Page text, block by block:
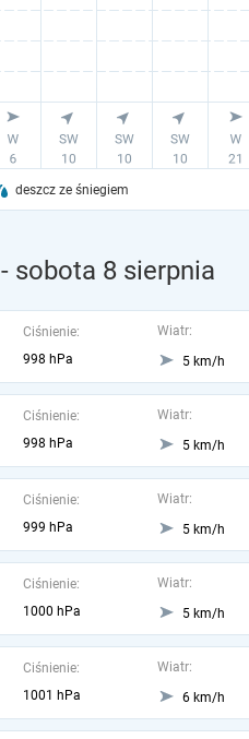
deszcz ze śniegiem
- sobota 8 sierpnia
Ciśnienie:
998 hPa
Wiatr:
5 km/h
Ciśnienie:
998 hPa
Wiatr:
5 km/h
Ciśnienie:
999 hPa
Wiatr:
5 km/h
Ciśnienie:
1000 hPa
Wiatr:
5 km/h
Ciśnienie:
1001 hPa
Wiatr:
6 km/h